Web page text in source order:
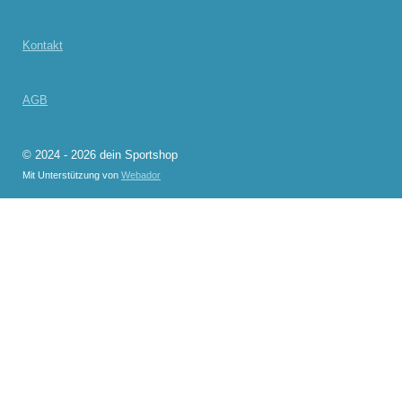
Kontakt
AGB
© 2024 - 2026 dein Sportshop
Mit Unterstützung von Webador